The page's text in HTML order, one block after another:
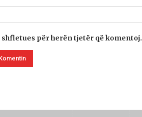
për herën tjetër që komentoj.